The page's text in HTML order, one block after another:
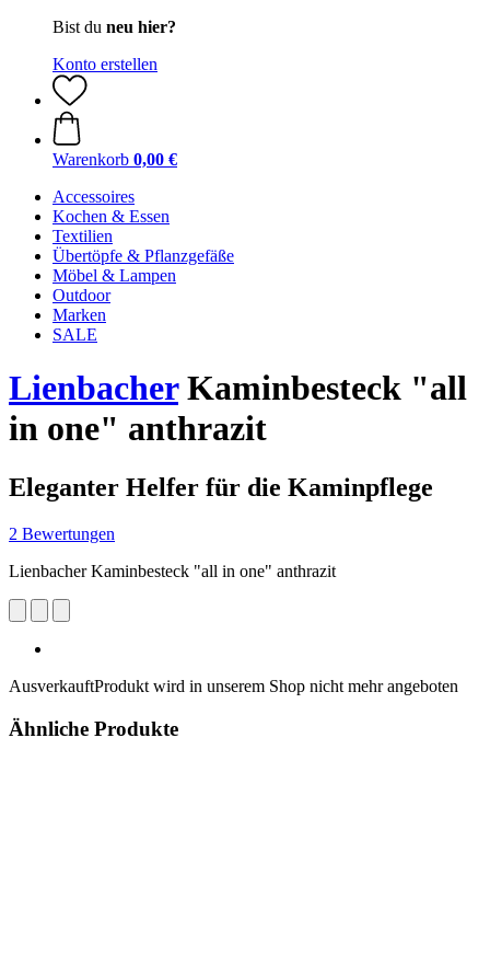
Bist du neu hier?
Konto erstellen
Warenkorb 0,00 €
Accessoires
Kochen & Essen
Textilien
Übertöpfe & Pflanzgefäße
Möbel & Lampen
Outdoor
Marken
SALE
LienbacherKaminbesteck "all
in one" anthrazit
Eleganter Helfer für die Kaminpflege
2 Bewertungen
Lienbacher Kaminbesteck "all in one" anthrazit
AusverkauftProdukt wird in unserem Shop nicht mehr angeboten
Ähnliche Produkte